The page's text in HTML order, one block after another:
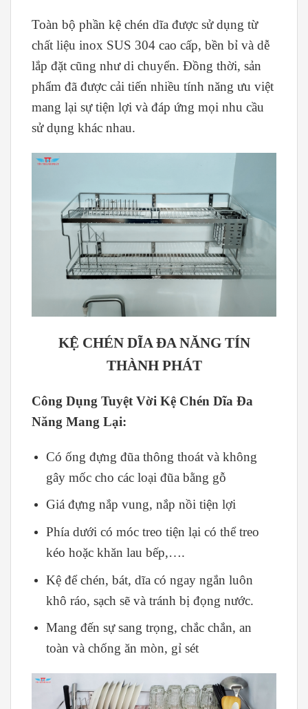
Toàn bộ phần kệ chén dĩa được sử dụng từ
chất liệu inox SUS 304 cao cấp, bền bỉ và dễ
lắp đặt cũng như di chuyển. Đồng thời, sản
phẩm đã được cải tiến nhiều tính năng ưu việt
mang lại sự tiện lợi và đáp ứng mọi nhu cầu
sử dụng khác nhau.
KỆ CHÉN DĨA ĐA NĂNG TÍN
THÀNH PHÁT
Công Dụng Tuyệt Vời Kệ Chén Dĩa Đa
Năng Mang Lại:
Có ống đựng đũa thông thoát và không
gây mốc cho các loại đũa bằng gỗ
Giá đựng nắp vung, nắp nồi tiện lợi
Phía dưới có móc treo tiện lại có thể treo
kéo hoặc khăn lau bếp,….
Kệ để chén, bát, dĩa có ngay ngắn luôn
khô ráo, sạch sẽ và tránh bị đọng nước.
Mang đến sự sang trọng, chắc chắn, an
toàn và chống ăn mòn, gỉ sét